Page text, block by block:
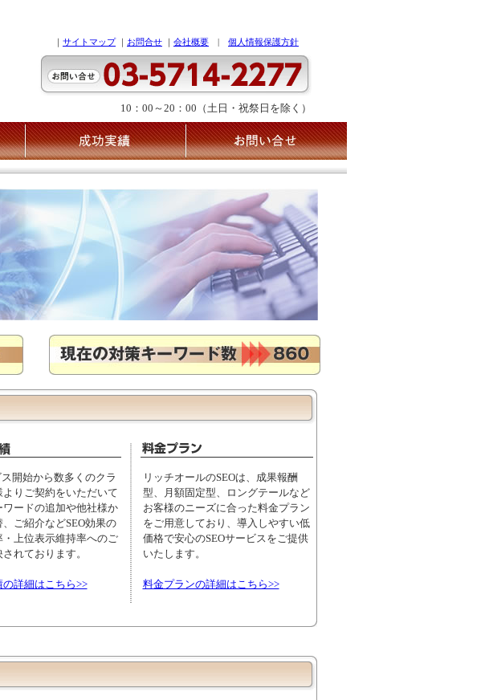
｜ サイトマップ｜ お問合せ ｜ 会社概要 | 個人情報保護方針
10：00～20：00（土日・祝祭日を除く）
ス開始から数多くのクラ
よりご契約をいただいて
ワードの追加や他社様か
、ご紹介などSEO効果の
・上位表示維持率へのご
れております。
の詳細はこちら>>
リッチオールのSEOは、成果報酬
型、月額固定型、ロングテールなど
お客様のニーズに合った料金プラン
をご用意しており、導入しやすい低
価格で安心のSEOサービスをご提供
いたします。
料金プランの詳細はこちら>>